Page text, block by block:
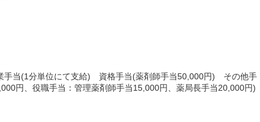
当(1分単位にて支給) 資格手当(薬剤師手当50,000円) その他手
円、役職手当：管理薬剤師手当15,000円、薬局長手当20,000円)